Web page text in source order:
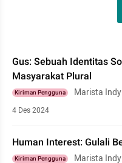
Gus: Sebuah Identitas
Masyarakat Plural
Kiriman Pengguna Marista
4 Des 2024
Human Interest: Gulali
Kiriman Pengguna Marista